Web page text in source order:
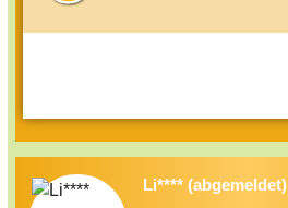
Li**** (abgemeldet)